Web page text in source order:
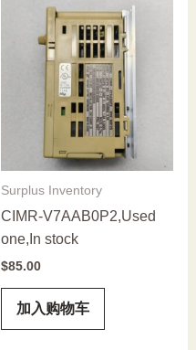
Surplus Inventory
CIMR-V7AAB0P2,Used
one,In stock
$85.00
加入购物车